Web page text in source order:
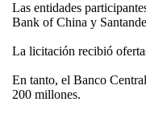
Las entidades
Bank of China y
La licitación recibió
En tanto, el Banco
200 millones.